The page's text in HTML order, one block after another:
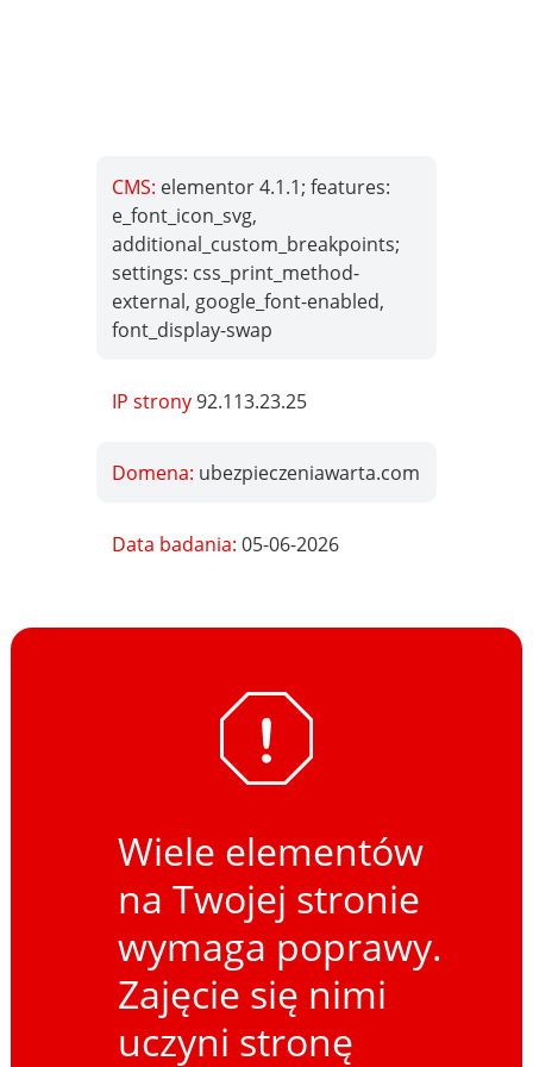
CMS: elementor 4.1.1; features:
e_font_icon_svg,
additional_custom_breakpoints;
settings: css_print_method-
external, google_font-enabled,
font_display-swap
IP strony92.113.23.25
Domena: ubezpieczeniawarta.com
Data badania:05-06-2026
Wiele elementów
na Twojej stronie
wymaga poprawy.
Zajęcie się nimi
uczyni stronę